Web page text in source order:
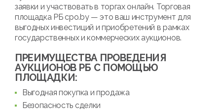
заявки и участвовать в торгах онлайн. Торговая
площадка РБ cpo.by — это ваш инструмент для
выгодных инвестиций и приобретений в рамках
государственных и коммерческих аукционов.
ПРЕИМУЩЕСТВА ПРОВЕДЕНИЯ
АУКЦИОНОВ РБ С ПОМОЩЬЮ
ПЛОЩАДКИ:
Выгодная покупка и продажа
Безопасность сделки